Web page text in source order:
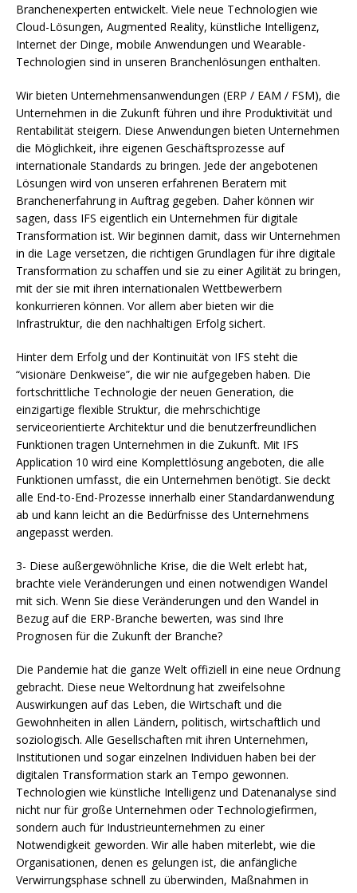
Branchenexperten entwickelt. Viele neue Technologien wie
Cloud-Lösungen, Augmented Reality, künstliche Intelligenz,
Internet der Dinge, mobile Anwendungen und Wearable-
Technologien sind in unseren Branchenlösungen enthalten.
Wir bieten Unternehmensanwendungen (ERP / EAM / FSM), die
Unternehmen in die Zukunft führen und ihre Produktivität und
Rentabilität steigern. Diese Anwendungen bieten Unternehmen
die Möglichkeit, ihre eigenen Geschäftsprozesse auf
internationale Standards zu bringen. Jede der angebotenen
Lösungen wird von unseren erfahrenen Beratern mit
Branchenerfahrung in Auftrag gegeben. Daher können wir
sagen, dass IFS eigentlich ein Unternehmen für digitale
Transformation ist. Wir beginnen damit, dass wir Unternehmen
in die Lage versetzen, die richtigen Grundlagen für ihre digitale
Transformation zu schaffen und sie zu einer Agilität zu bringen,
mit der sie mit ihren internationalen Wettbewerbern
konkurrieren können. Vor allem aber bieten wir die
Infrastruktur, die den nachhaltigen Erfolg sichert.
Hinter dem Erfolg und der Kontinuität von IFS steht die
“visionäre Denkweise”, die wir nie aufgegeben haben. Die
fortschrittliche Technologie der neuen Generation, die
einzigartige flexible Struktur, die mehrschichtige
serviceorientierte Architektur und die benutzerfreundlichen
Funktionen tragen Unternehmen in die Zukunft. Mit IFS
Application 10 wird eine Komplettlösung angeboten, die alle
Funktionen umfasst, die ein Unternehmen benötigt. Sie deckt
alle End-to-End-Prozesse innerhalb einer Standardanwendung
ab und kann leicht an die Bedürfnisse des Unternehmens
angepasst werden.
3- Diese außergewöhnliche Krise, die die Welt erlebt hat,
brachte viele Veränderungen und einen notwendigen Wandel
mit sich. Wenn Sie diese Veränderungen und den Wandel in
Bezug auf die ERP-Branche bewerten, was sind Ihre
Prognosen für die Zukunft der Branche?
Die Pandemie hat die ganze Welt offiziell in eine neue Ordnung
gebracht. Diese neue Weltordnung hat zweifelsohne
Auswirkungen auf das Leben, die Wirtschaft und die
Gewohnheiten in allen Ländern, politisch, wirtschaftlich und
soziologisch. Alle Gesellschaften mit ihren Unternehmen,
Institutionen und sogar einzelnen Individuen haben bei der
digitalen Transformation stark an Tempo gewonnen.
Technologien wie künstliche Intelligenz und Datenanalyse sind
nicht nur für große Unternehmen oder Technologiefirmen,
sondern auch für Industrieunternehmen zu einer
Notwendigkeit geworden. Wir alle haben miterlebt, wie die
Organisationen, denen es gelungen ist, die anfängliche
Verwirrungsphase schnell zu überwinden, Maßnahmen in